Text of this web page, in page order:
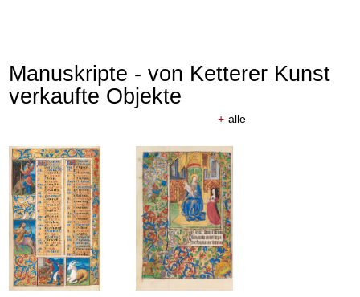
Manuskripte - von Ketterer Kunst
verkaufte Objekte
+ alle